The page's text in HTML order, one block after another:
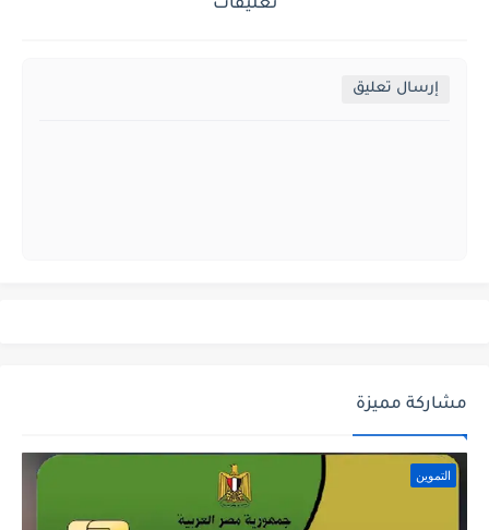
تعليقات
إرسال تعليق
مشاركة مميزة
التموين